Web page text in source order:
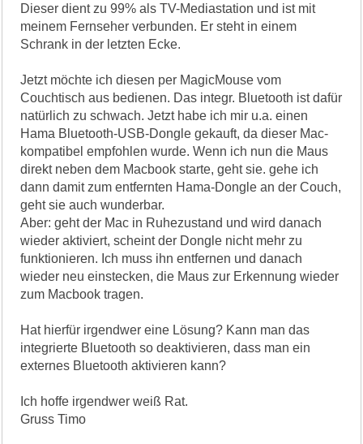
Dieser dient zu 99% als TV-Mediastation und ist mit
meinem Fernseher verbunden. Er steht in einem
Schrank in der letzten Ecke.
Jetzt möchte ich diesen per MagicMouse vom
Couchtisch aus bedienen. Das integr. Bluetooth ist dafür
natürlich zu schwach. Jetzt habe ich mir u.a. einen
Hama Bluetooth-USB-Dongle gekauft, da dieser Mac-
kompatibel empfohlen wurde. Wenn ich nun die Maus
direkt neben dem Macbook starte, geht sie. gehe ich
dann damit zum entfernten Hama-Dongle an der Couch,
geht sie auch wunderbar.
Aber: geht der Mac in Ruhezustand und wird danach
wieder aktiviert, scheint der Dongle nicht mehr zu
funktionieren. Ich muss ihn entfernen und danach
wieder neu einstecken, die Maus zur Erkennung wieder
zum Macbook tragen.
Hat hierfür irgendwer eine Lösung? Kann man das
integrierte Bluetooth so deaktivieren, dass man ein
externes Bluetooth aktivieren kann?
Ich hoffe irgendwer weiß Rat.
Gruss Timo